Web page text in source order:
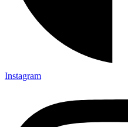
Instagram